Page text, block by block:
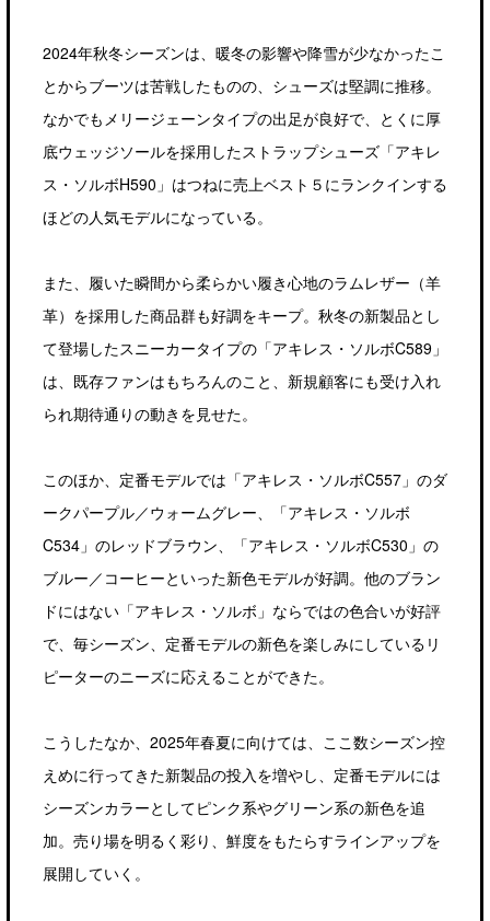
2024年秋冬シーズンは、暖冬の影響や降雪が少なかったこ
とからブーツは苦戦したものの、シューズは堅調に推移。
なかでもメリージェーンタイプの出足が良好で、とくに厚
底ウェッジソールを採用したストラップシューズ「アキレ
ス・ソルボH590」はつねに売上ベスト５にランクインする
ほどの人気モデルになっている。
また、履いた瞬間から柔らかい履き心地のラムレザー（羊
革）を採用した商品群も好調をキープ。秋冬の新製品とし
て登場したスニーカータイプの「アキレス・ソルボC589」
は、既存ファンはもちろんのこと、新規顧客にも受け入れ
られ期待通りの動きを見せた。
このほか、定番モデルでは「アキレス・ソルボC557」のダ
ークパープル／ウォームグレー、「アキレス・ソルボ
C534」のレッドブラウン、「アキレス・ソルボC530」の
ブルー／コーヒーといった新色モデルが好調。他のブラン
ドにはない「アキレス・ソルボ」ならではの色合いが好評
で、毎シーズン、定番モデルの新色を楽しみにしているリ
ピーターのニーズに応えることができた。
こうしたなか、2025年春夏に向けては、ここ数シーズン控
えめに行ってきた新製品の投入を増やし、定番モデルには
シーズンカラーとしてピンク系やグリーン系の新色を追
加。売り場を明るく彩り、鮮度をもたらすラインアップを
展開していく。